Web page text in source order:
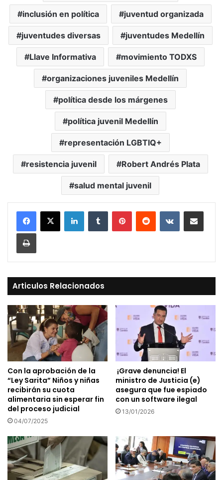
inclusión en política juventud organizada
juventudes diversas juventudes Medellín
Llave Informativa movimiento TODXS
organizaciones juveniles Medellín
política desde los márgenes
política juvenil Medellín
representación LGBTIQ+
resistencia juvenil Robert Andrés Plata
salud mental juvenil
LinkedInTumblr PinterestReddit VKontakteCompartir vía Mail
Print
Articulos Relacionados
Con la aprobación de la
“Ley Sarita” Niños y niñas
recibirán su cuota
alimentaria sin esperar fin
del proceso judicial
04/07/2025
¡Grave denuncia! El
ministro de Justicia (e)
asegura que fue espiado
con un software ilegal
13/01/2026